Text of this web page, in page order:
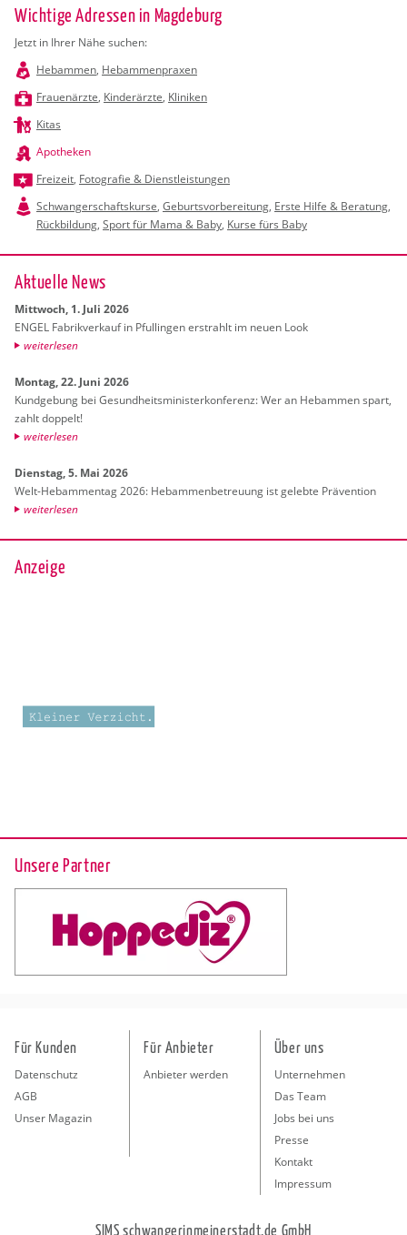
Wichtige Adressen in Magdeburg
Jetzt in Ihrer Nähe suchen:
Hebammen, Hebammenpraxen
Frauenärzte, Kinderärzte, Kliniken
Kitas
Apotheken
Freizeit, Fotografie & Dienstleistungen
Schwangerschaftskurse, Geburtsvorbereitung, Erste Hilfe & Beratung,
Rückbildung, Sport für Mama & Baby, Kurse fürs Baby
Ak­tu­el­le News
Mitt­woch, 1. Juli 2026
ENGEL Fa­brik­ver­kauf in Pful­lin­gen er­strahlt im neuen Look
wei­ter­le­sen
Mon­tag, 22. Juni 2026
Kund­ge­bung bei Ge­sund­heits­mi­nis­ter­kon­fe­renz: Wer an Heb­am­men spart,
zahlt dop­pelt!
wei­ter­le­sen
Diens­tag, 5. Mai 2026
Welt-Heb­am­men­tag 2026: Heb­am­men­be­treu­ung ist ge­leb­te Prä­ven­ti­on
wei­ter­le­sen
Anzeige
Unsere Partner
Für Kunden
Datenschutz
AGB
Unser Magazin
Für Anbieter
Anbieter werden
Über uns
Unternehmen
Das Team
Jobs bei uns
Presse
Kontakt
Impressum
SIMS schwangerinmeinerstadt.de GmbH